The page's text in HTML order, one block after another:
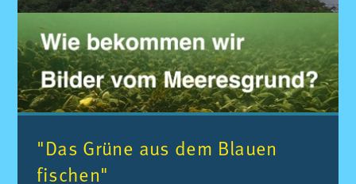
"Das Grüne aus dem Blauen
fischen"